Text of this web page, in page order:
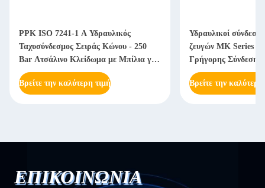
PPK ISO 7241-1 A Υδραυλικός
Ταχυσύνδεσμος Σειράς Κώνου - 250
Bar Ατσάλινο Κλείδωμα με Μπίλια για
Βαριά Μηχανήματα
Βρείτε την καλύτερη τιμή
Υδραυλικοί
ζευγών MK Series
Γρήγορης
Πρότυπο ISO
Βρείτε την καλύτερη
ΕΠΙΚΟΙΝΩΝΙΑ